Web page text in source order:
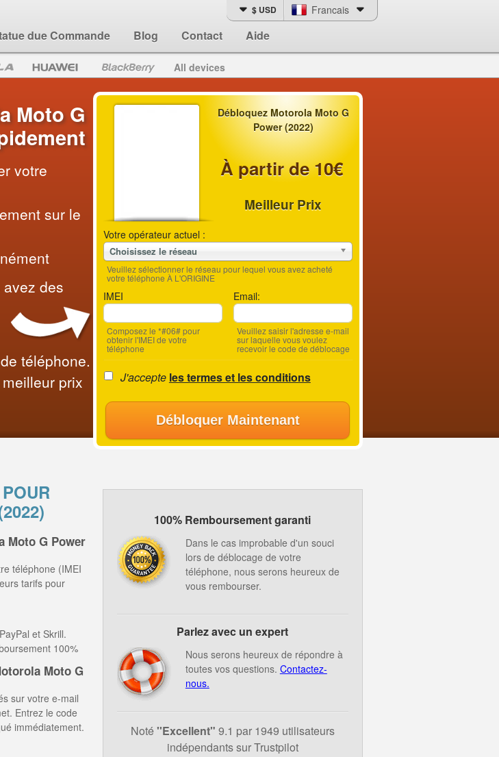
due Commande Blog Contact Aide
$ USD Francais
All devices
Débloquez Motorola Moto G
Power (2022)
À partir de 10€
Meilleur Prix
Votre opérateur actuel :
Choisissez le réseau
Veuillez sélectionner le réseau pour lequel vous avez acheté
votre téléphone À L'ORIGINE
IMEI
Composez le *#06# pour
obtenir l'IMEI de votre
téléphone
Email:
Veuillez saisir l'adresse e-mail
sur laquelle vous voulez
recevoir le code de déblocage
J'accepte les termes et les conditions
Débloquer Maintenant
Moto G
votre
sur le
des
téléphone.
prix
Moto G Power
téléphone (IMEI
tarifs pour
et Skrill.
100%
Moto G
sur votre e-mail
Entrez le code
immédiatement.
100% Remboursement garanti
Dans le cas improbable d'un souci
lors de déblocage de votre
téléphone, nous serons heureux de
vous rembourser.
Parlez avec un expert
Nous serons heureux de répondre à
toutes vos questions. Contactez-
nous.
Noté ''Excellent" 9.1 par 1949 utilisateurs
indépendants sur Trustpilot